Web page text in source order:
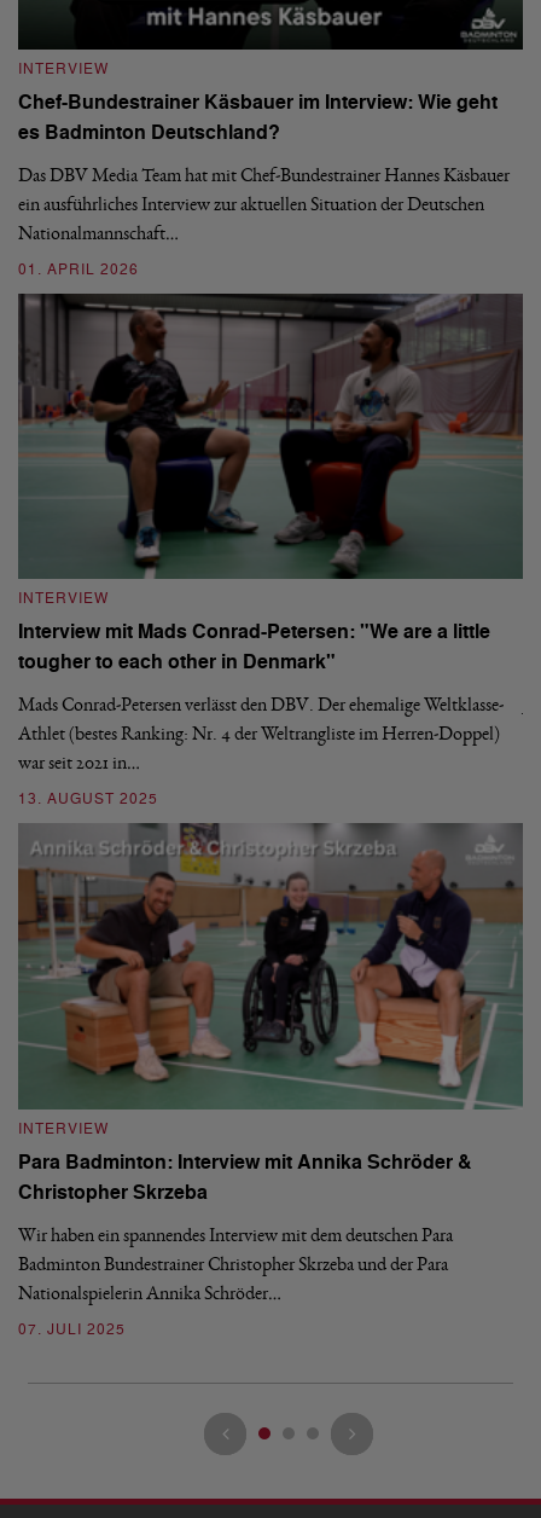
INTERVIEW
Chef-Bundestrainer Käsbauer im Interview: Wie geht
es Badminton Deutschland?
Das DBV Media Team hat mit Chef-Bundestrainer Hannes Käsbauer
ein ausführliches Interview zur aktuellen Situation der Deutschen
Nationalmannschaft…
01. APRIL 2026
INTERVIEW
Interview mit Mads Conrad-Petersen: "We are a little
tougher to each other in Denmark"
Mads Conrad-Petersen verlässt den DBV. Der ehemalige Weltklasse-
Athlet (bestes Ranking: Nr. 4 der Weltrangliste im Herren-Doppel)
war seit 2021 in…
13. AUGUST 2025
INTERVIEW
Para Badminton: Interview mit Annika Schröder &
Christopher Skrzeba
Wir haben ein spannendes Interview mit dem deutschen Para
Badminton Bundestrainer Christopher Skrzeba und der Para
Nationalspielerin Annika Schröder…
07. JULI 2025